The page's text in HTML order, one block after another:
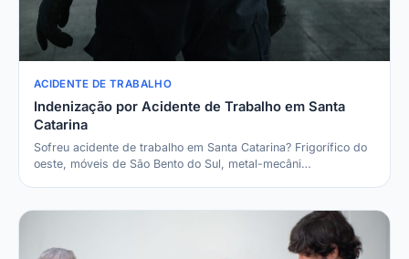
ACIDENTE DE TRABALHO
Indenização por Acidente de Trabalho em Santa
Catarina
Sofreu acidente de trabalho em Santa Catarina? Frigorífico do
oeste, móveis de São Bento do Sul, metal-mecâni…